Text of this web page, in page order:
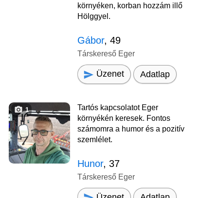
környéken, korban hozzám illő
Hölggyel.
Gábor, 49
Társkereső Eger
Üzenet Adatlap
1
Tartós kapcsolatot Eger
környékén keresek. Fontos
számomra a humor és a pozitív
szemlélet.
Hunor, 37
Társkereső Eger